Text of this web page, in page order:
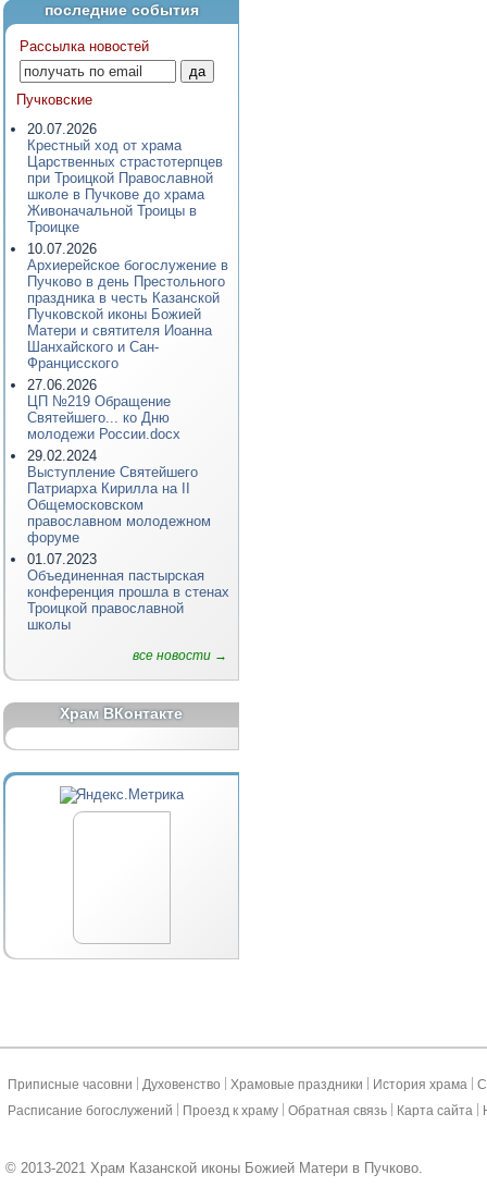
последние события
Рассылка новостей
Пучковские
20.07.2026
Крестный ход от храма
Царственных страстотерпцев
при Троицкой Православной
школе в Пучкове до храма
Живоначальной Троицы в
Троицке
10.07.2026
Архиерейское богослужение в
Пучково в день Престольного
праздника в честь Казанской
Пучковской иконы Божией
Матери и святителя Иоанна
Шанхайского и Сан-
Францисского
27.06.2026
ЦП №219 Обращение
Святейшего... ко Дню
молодежи России.docx
29.02.2024
Выступление Святейшего
Патриарха Кирилла на II
Общемосковском
православном молодежном
форуме
01.07.2023
Объединенная пастырская
конференция прошла в стенах
Троицкой православной
школы
все новости →
Храм ВКонтакте
Приписные часовни Духовенство Храмовые праздники История храма
Расписание богослужений
Проезд к храму Обратная связь Карта сайта
© 2013-2021 Храм Казанской иконы Божией Матери в Пучково.